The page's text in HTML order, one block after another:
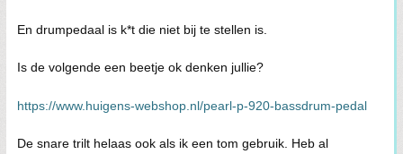
En drumpedaal is k*t die niet bij te stellen is.
Is de volgende een beetje ok denken jullie?
https://www.huigens-webshop.nl/pearl-p-920-bassdrum-pedal
De snare trilt helaas ook als ik een tom gebruik. Heb al